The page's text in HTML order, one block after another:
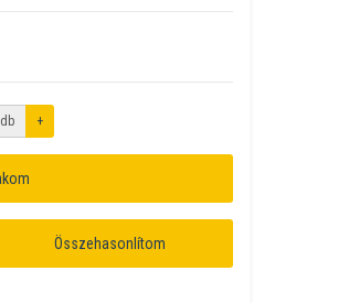
db +
Összehasonlítom